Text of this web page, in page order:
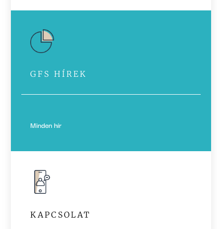
GFS HÍREK
Minden hír
KAPCSOLAT